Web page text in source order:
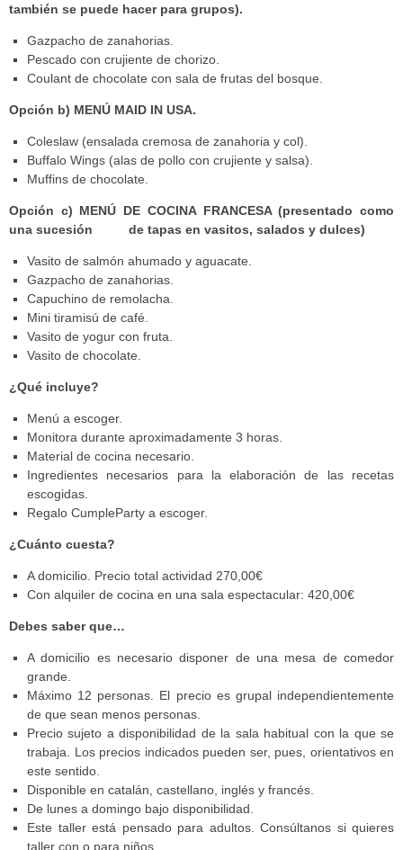
también se puede hacer para grupos).
Gazpacho de zanahorias.
Pescado con crujiente de chorizo.
Coulant de chocolate con sala de frutas del bosque.
Opción b) MENÚ MAID IN USA.
Coleslaw (ensalada cremosa de zanahoria y col).
Buffalo Wings (alas de pollo con crujiente y salsa).
Muffins de chocolate.
Opción c) MENÚ DE COCINA FRANCESA (presentado como
una sucesión de tapas en vasitos, salados y dulces)
Vasito de salmón ahumado y aguacate.
Gazpacho de zanahorias.
Capuchino de remolacha.
Mini tiramisú de café.
Vasito de yogur con fruta.
Vasito de chocolate.
¿Qué incluye?
Menú a escoger.
Monitora durante aproximadamente 3 horas.
Material de cocina necesario.
Ingredientes necesarios para la elaboración de las recetas
escogidas.
Regalo CumpleParty a escoger.
¿Cuánto cuesta?
A domicilio. Precio total actividad 270,00€
Con alquiler de cocina en una sala espectacular: 420,00€
Debes saber que…
A domicilio es necesario disponer de una mesa de comedor
grande.
Máximo 12 personas. El precio es grupal independientemente
de que sean menos personas.
Precio sujeto a disponibilidad de la sala habitual con la que se
trabaja. Los precios indicados pueden ser, pues, orientativos en
este sentido.
Disponible en catalán, castellano, inglés y francés.
De lunes a domingo bajo disponibilidad.
Este taller está pensado para adultos. Consúltanos si quieres
taller con o para niños.